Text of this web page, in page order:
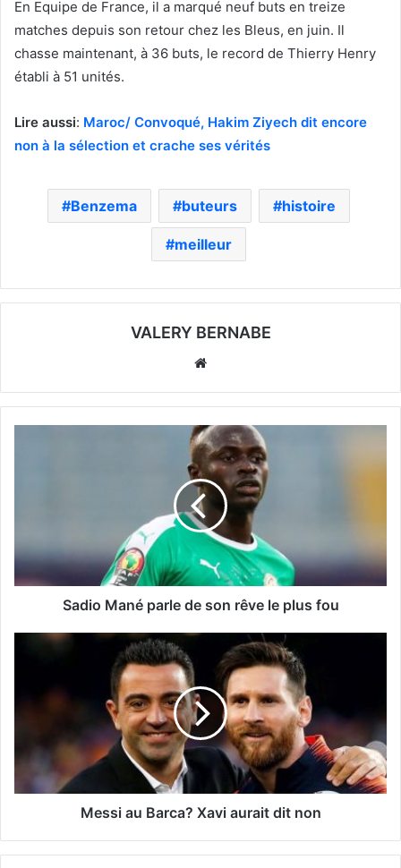
En Equipe de France, il a marqué neuf buts en treize
matches depuis son retour chez les Bleus, en juin. Il
chasse maintenant, à 36 buts, le record de Thierry Henry
établi à 51 unités.
Lire aussi: Maroc/ Convoqué, Hakim Ziyech dit encore
non à la sélection et crache ses vérités
Benzema buteurs histoire
meilleur
VALERY BERNABE
Sadio Mané parle de son rêve le plus fou
Messi au Barca? Xavi aurait dit non